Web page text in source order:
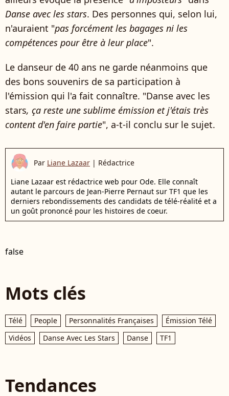
Danse avec les stars. Des personnes qui, selon lui,
n'auraient "pas forcément les bagages ni les
compétences pour être à leur place".
Le danseur de 40 ans ne garde néanmoins que
des bons souvenirs de sa participation à
l'émission qui l'a fait connaître. "Danse avec les
stars, ça reste une sublime émission et j'étais très
content d'en faire partie", a-t-il conclu sur le sujet.
Par Liane Lazaar | Rédactrice
Liane Lazaar est rédactrice web pour Ode. Elle connaît
autant le parcours de Jean-Pierre Pernaut sur TF1 que les
derniers rebondissements des candidats de télé-réalité et a
un goût prononcé pour les histoires de coeur.
false
Mots clés
Télé People Personnalités Françaises
Émission Télé
Vidéos
Danse Avec Les Stars Danse TF1
Tendances